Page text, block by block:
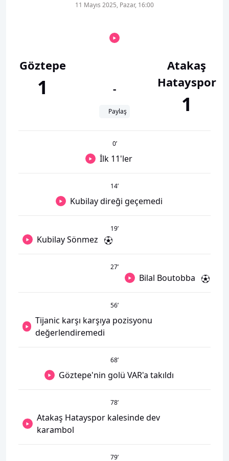
Göztepe
1
11 Mayıs 2025, Pazar, 16:00
-
Paylaş
Atakaş
Hatayspor
1
0’
İlk 11'ler
14’
Kubilay direği geçemedi
19’
Kubilay Sönmez
27’
Bilal Boutobba
56’
Tijanic karşı karşıya pozisyonu
değerlendiremedi
68’
Göztepe'nin golü VAR'a takıldı
78’
Atakaş Hatayspor kalesinde dev
karambol
79’